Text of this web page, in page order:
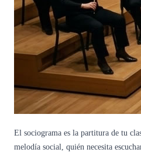
El sociograma es la partitura de tu
melodía social, quién necesita